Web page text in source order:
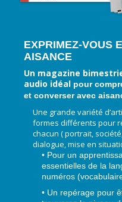
EXPRIMEZ-VOUS
AISANCE
Un magazine
audio idéal pour
et converser avec
Une grande variété
formes différents pour
chacun ( portrait,
dialogue, mise en
• Pour un
essentielles de la
numéros
• Un repérage pour